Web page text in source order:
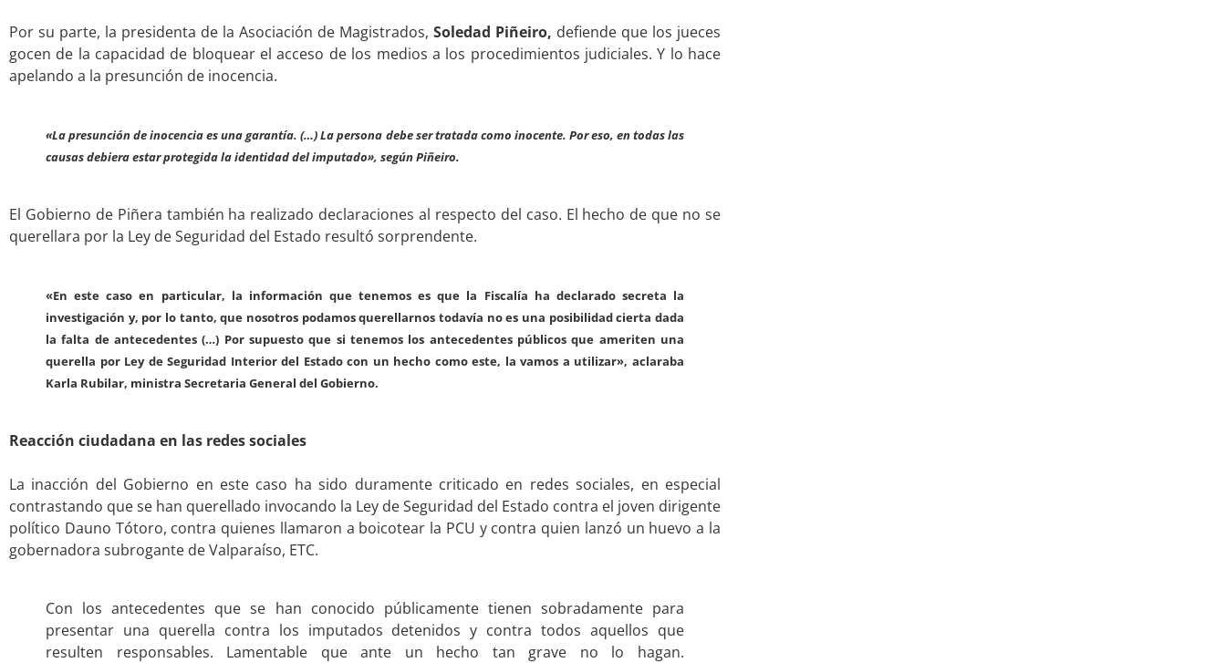
Por su parte, la presidenta de la Asociación de Magistrados, Soledad Piñeiro, defiende que los jueces
gocen de la capacidad de bloquear el acceso de los medios a los procedimientos judiciales. Y lo hace
apelando a la presunción de inocencia.
«La presunción de inocencia es una garantía. (…) La persona debe ser tratada como inocente. Por eso, en todas las
causas debiera estar protegida la identidad del imputado», según Piñeiro.
El Gobierno de Piñera también ha realizado declaraciones al respecto del caso. El hecho de que no se
querellara por la Ley de Seguridad del Estado resultó sorprendente.
«En este caso en particular, la información que tenemos es que la Fiscalía ha declarado secreta la
investigación y, por lo tanto, que nosotros podamos querellarnos todavía no es una posibilidad cierta dada
la falta de antecedentes (…) Por supuesto que si tenemos los antecedentes públicos que ameriten una
querella por Ley de Seguridad Interior del Estado con un hecho como este, la vamos a utilizar», aclaraba
Karla Rubilar, ministra Secretaria General del Gobierno.
Reacción ciudadana en las redes sociales
La inacción del Gobierno en este caso ha sido duramente criticado en redes sociales, en especial
contrastando que se han querellado invocando la Ley de Seguridad del Estado contra el joven dirigente
político Dauno Tótoro, contra quienes llamaron a boicotear la PCU y contra quien lanzó un huevo a la
gobernadora subrogante de Valparaíso, ETC.
Con los antecedentes que se han conocido públicamente tienen sobradamente para
presentar una querella contra los imputados detenidos y contra todos aquellos que
resulten responsables. Lamentable que ante un hecho tan grave no lo hagan.